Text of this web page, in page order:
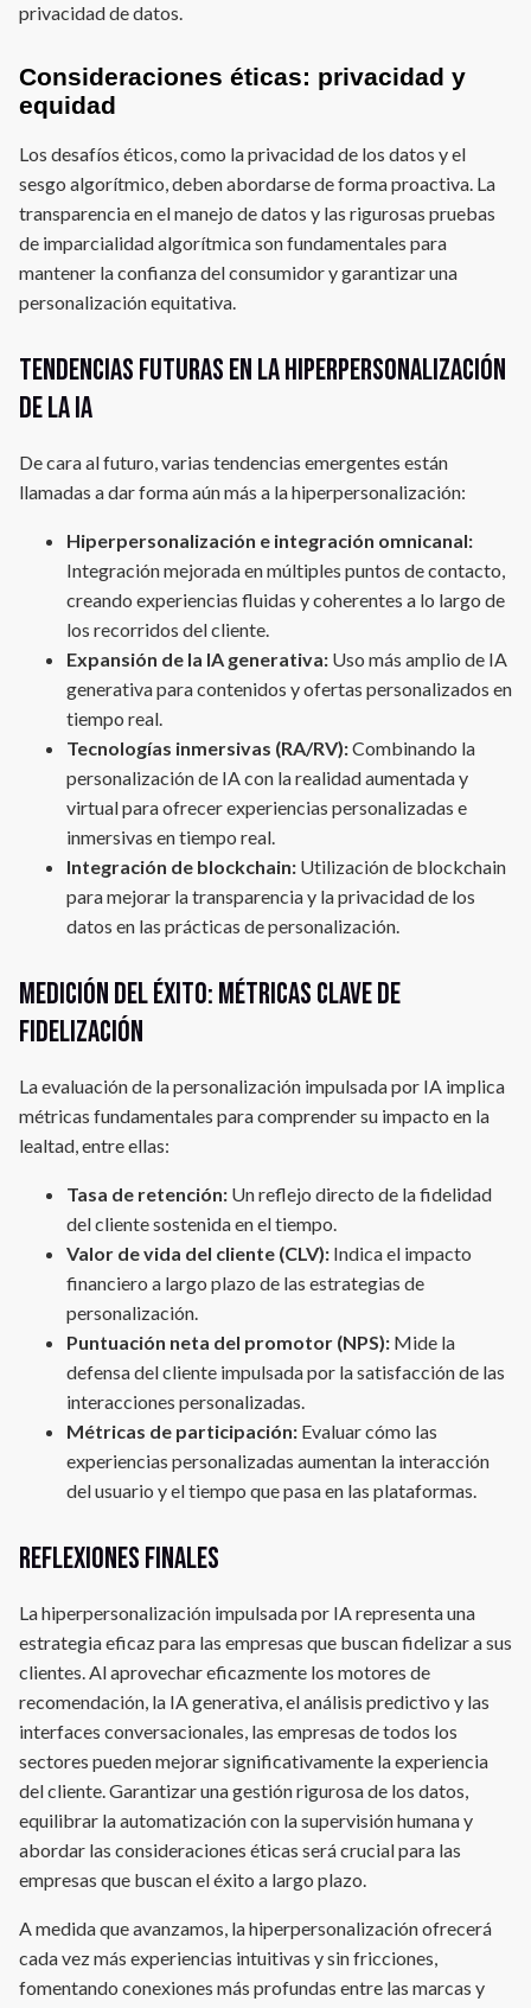
privacidad de datos.
Consideraciones éticas: privacidad y
equidad
Los desafíos éticos, como la privacidad de los datos y el
sesgo algorítmico, deben abordarse de forma proactiva. La
transparencia en el manejo de datos y las rigurosas pruebas
de imparcialidad algorítmica son fundamentales para
mantener la confianza del consumidor y garantizar una
personalización equitativa.
Tendencias futuras en la hiperpersonalización
de la IA
De cara al futuro, varias tendencias emergentes están
llamadas a dar forma aún más a la hiperpersonalización:
Hiperpersonalización e integración omnicanal:
Integración mejorada en múltiples puntos de contacto,
creando experiencias fluidas y coherentes a lo largo de
los recorridos del cliente.
Expansión de la IA generativa: Uso más amplio de IA
generativa para contenidos y ofertas personalizados en
tiempo real.
Tecnologías inmersivas (RA/RV):Combinando la
personalización de IA con la realidad aumentada y
virtual para ofrecer experiencias personalizadas e
inmersivas en tiempo real.
Integración de blockchain: Utilización de blockchain
para mejorar la transparencia y la privacidad de los
datos en las prácticas de personalización.
Medición del éxito: Métricas clave de
fidelización
La evaluación de la personalización impulsada por IA implica
métricas fundamentales para comprender su impacto en la
lealtad, entre ellas:
Tasa de retención: Un reflejo directo de la fidelidad
del cliente sostenida en el tiempo.
Valor de vida del cliente (CLV): Indica el impacto
financiero a largo plazo de las estrategias de
personalización.
Puntuación neta del promotor (NPS): Mide la
defensa del cliente impulsada por la satisfacción de las
interacciones personalizadas.
Métricas de participación: Evaluar cómo las
experiencias personalizadas aumentan la interacción
del usuario y el tiempo que pasa en las plataformas.
Reflexiones finales
La hiperpersonalización impulsada por IA representa una
estrategia eficaz para las empresas que buscan fidelizar a sus
clientes. Al aprovechar eficazmente los motores de
recomendación, la IA generativa, el análisis predictivo y las
interfaces conversacionales, las empresas de todos los
sectores pueden mejorar significativamente la experiencia
del cliente. Garantizar una gestión rigurosa de los datos,
equilibrar la automatización con la supervisión humana y
abordar las consideraciones éticas será crucial para las
empresas que buscan el éxito a largo plazo.
A medida que avanzamos, la hiperpersonalización ofrecerá
cada vez más experiencias intuitivas y sin fricciones,
fomentando conexiones más profundas entre las marcas y